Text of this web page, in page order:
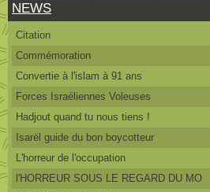
NEWS
Citation
Commémoration
Convertie à l'islam à 91 ans
Forces Israéliennes Voleuses
Hadjout quand tu nous tiens !
Isarël guide du bon boycotteur
L'horreur de l'occupation
l'HORREUR SOUS LE REGARD DU MO